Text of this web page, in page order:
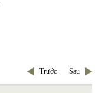
Trước Sau